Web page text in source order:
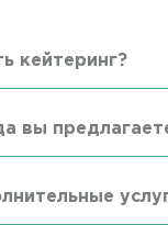
кейтеринг?
вы